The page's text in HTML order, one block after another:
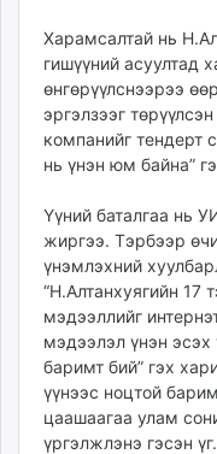
itoim.mn
tumen.mn
shuum.mn
times.mn
tvmongolia.mn
unegui.mn
assa.mn
toim.mn
tac.mn
paparazzi.mn
unread.today
Харамсалтай нь
гишүүний асуултад
өнгөрүүлснээрээ
эргэлзээг
компанийг тендерт
нь үнэн юм байна”
Үүний баталгаа нь
жиргээ. Тэрбээр
үнэмлэхний
“Н.Алтанхуягийн 17
мэдээллийг
мэдээлэл үнэн эсэх
баримт бий” гэх
үүнээс ноцтой
цаашаагаа улам
үргэлжлэнэ гэсэн үг.